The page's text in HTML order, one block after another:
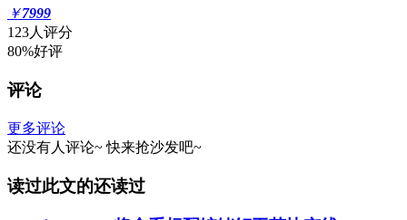
￥7999
123人评分
80%好评
评论
更多评论
还没有人评论~ 快来抢沙发吧~
读过此文的还读过